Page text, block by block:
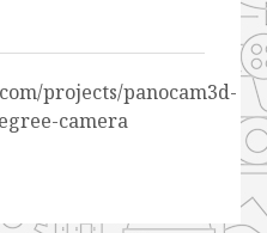
projects/panocam3d-
camera